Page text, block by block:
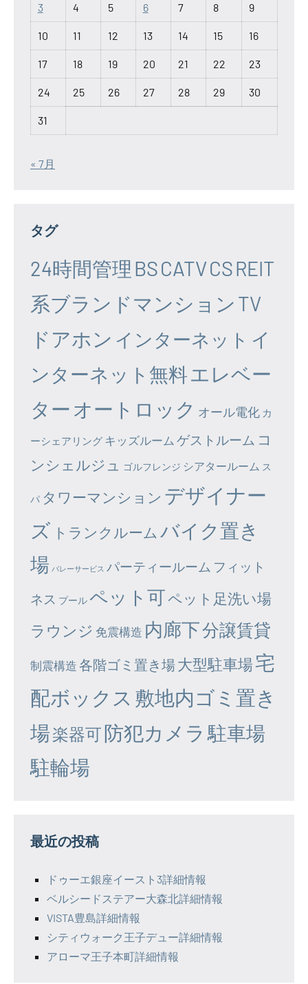
3 4 5 6 7 8 9
10 11 12 13 14 15 16
17 18 19 20 21 22 23
24 25 26 27 28 29 30
31
« 7月
タグ
24時間管理 BSCATVCSREIT
系ブランドマンション TV
ドアホン インターネット イ
ンターネット無料エレベー
ター オートロック オール電化 カ
ーシェアリング キッズルーム ゲストルーム コ
ンシェルジュ
ゴルフレンジ シアタールーム ス
パ タワーマンション デザイナー
ズ トランクルーム バイク置き
場 バレーサービス パーティールーム フィット
ネス プール ペット可ペット足洗い場
ラウンジ 免震構造 内廊下分譲賃貸
制震構造 各階ゴミ置き場大型駐車場宅
配ボックス 敷地内ゴミ置き
場楽器可防犯カメラ 駐車場
駐輪場
最近の投稿
ドゥーエ銀座イースト3詳細情報
ベルシードステアー大森北詳細情報
VISTA豊島詳細情報
シティウォーク王子デュー詳細情報
アローマ王子本町詳細情報